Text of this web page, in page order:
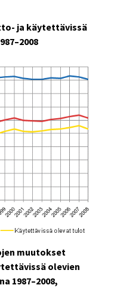
ja käytettävissä
muutokset
olevien
1987–2008,